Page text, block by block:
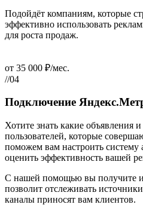
Подойдёт компаниям, которые
эффективно использовать
для роста продаж.
от 35 000 ₽/мес.
//04
Подключение
Хотите знать какие объявления
пользователей, которые
поможем вам настроить
оценить эффективность вашей
С нашей помощью вы получите
позволит отслеживать
каналы приносят вам клиентов.